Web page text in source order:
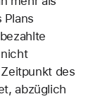
Plans
des
abzüglich